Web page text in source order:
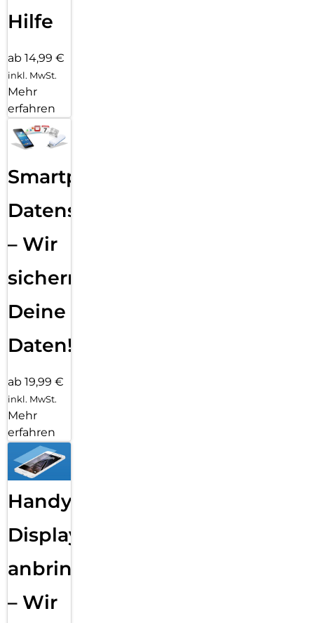
Hilfe
ab 14,99 €
inkl. MwSt.
Mehr
erfahren
Smartphone
Datensicherung
– Wir
sichern
Deine
Daten!
ab 19,99 €
inkl. MwSt.
Mehr
erfahren
Handy
Displayfolie
anbringen
– Wir